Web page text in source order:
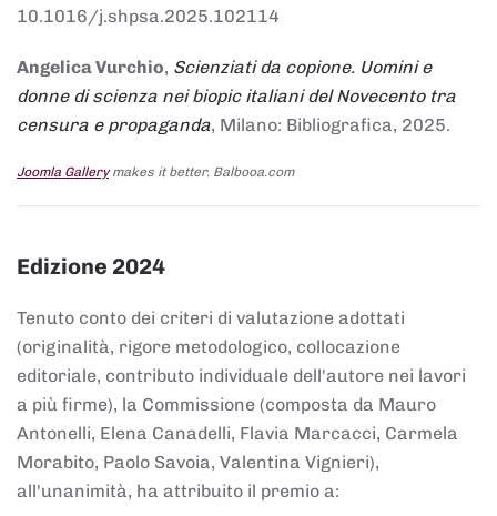
10.1016/j.shpsa.2025.102114
Angelica Vurchio, Scienziati da copione. Uomini e
donne di scienza nei biopic italiani del Novecento tra
censura e propaganda, Milano: Bibliografica, 2025.
Joomla Gallerymakes it better. Balbooa.com
Edizione 2024
Tenuto conto dei criteri di valutazione adottati
(originalità, rigore metodologico, collocazione
editoriale, contributo individuale dell'autore nei lavori
a più firme), la Commissione (composta da Mauro
Antonelli, Elena Canadelli, Flavia Marcacci, Carmela
Morabito, Paolo Savoia, Valentina Vignieri),
all'unanimità, ha attribuito il premio a: